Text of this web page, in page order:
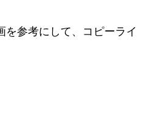
を参考にして、コピーライ